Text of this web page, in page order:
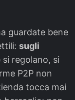
guardate bene
sugli
si regolano, si
P2P non
tocca mai